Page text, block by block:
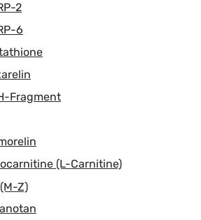
2
6
Fragment
(L-Carnitine)
Z)